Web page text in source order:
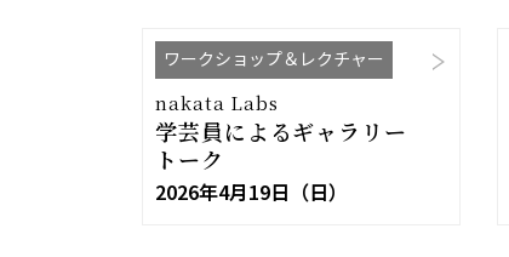
ワークショップ＆レクチャー
nakata Labs
学芸員によるギャラリー
トーク
2026年4月19日（日）